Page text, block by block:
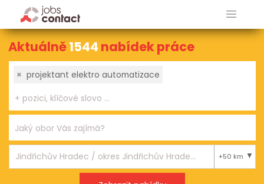
Aktuálně1544 nabídek práce
× projektant elektro automatizace
+50 km